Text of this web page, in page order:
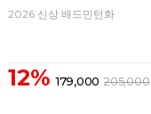
2026 신상 배드민턴화
12% 179,000 205,000